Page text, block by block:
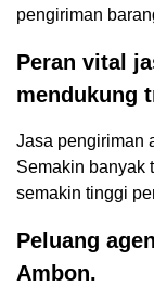
pengiriman
Peran vital
mendukung
Jasa pengiriman
Semakin banyak
semakin tinggi
Peluang
Ambon.